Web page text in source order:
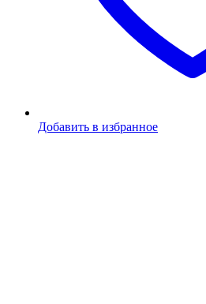
Добавить в избранное